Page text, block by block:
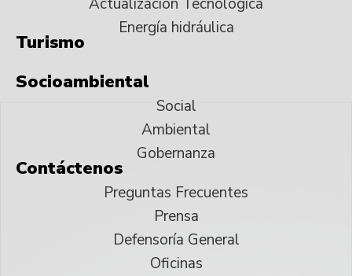
Energía hidráulica
Turismo
Socioambiental
Social
Ambiental
Gobernanza
Contáctenos
Preguntas Frecuentes
Prensa
Defensoría General
Oficinas